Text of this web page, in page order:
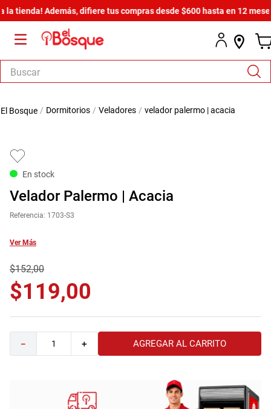
Además, difiere tus compras desde $600 hasta en 12 meses
Buscar
dormitorios veladores velador palermo | acacia
En stock
Velador Palermo | Acacia
Referencia: 1703-S3
Ver Más
$152,00
$119,00
＋
－ AGREGAR AL CARRITO
1.
armario
3
4.
zapatera
5.
armario lux
6.
cama
7.
havana master
8
9.
comoda
10